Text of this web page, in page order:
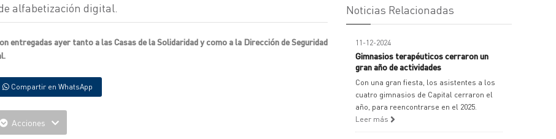
alfabetización digital.
entregadas ayer tanto a las Casas de la Solidaridad y como a la Dirección de Seguridad
Compartir en WhatsApp
Acciones
Noticias Relacionadas
11-12-2024
Gimnasios terapéuticos cerraron un
gran año de actividades
Con una gran fiesta, los asistentes a los
cuatro gimnasios de Capital cerraron el
año, para reencontrarse en el 2025.
Leer más